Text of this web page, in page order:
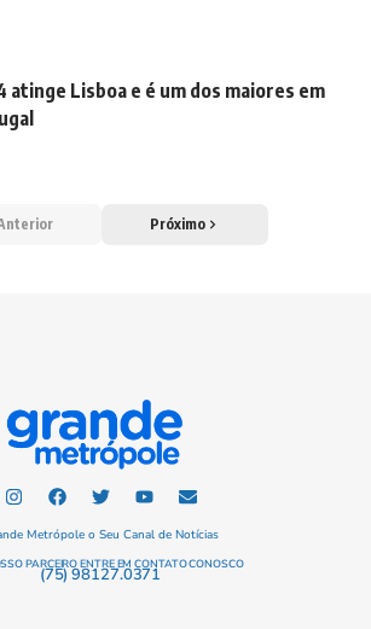
Lisboa e é um dos maiores em
Próximo
Metrópole o Seu Canal de Notícias
PARCEIRO ENTRE EM CONTATO CONOSCO
(75) 98127.0371